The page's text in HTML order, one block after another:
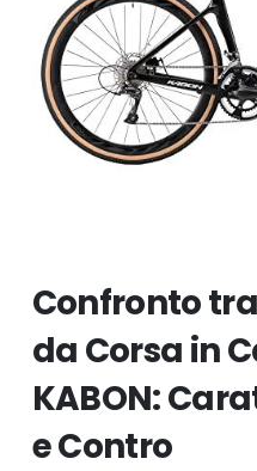
Confronto
da Corsa in
KABON:
e Contro